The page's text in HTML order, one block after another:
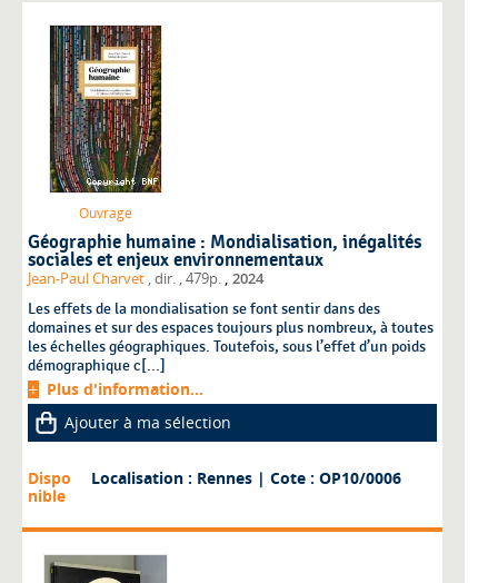
Ouvrage
Géographie humaine : Mondialisation, inégalités
sociales et enjeux environnementaux
Jean-Paul Charvet , dir. , 479p. , 2024
Les effets de la mondialisation se font sentir dans des
domaines et sur des espaces toujours plus nombreux, à toutes
les échelles géographiques. Toutefois, sous l’effet d’un poids
démographique c[...]
Plus d'information...
Ajouter à ma sélection
Dispo
nible
Localisation : Rennes | Cote : OP10/0006